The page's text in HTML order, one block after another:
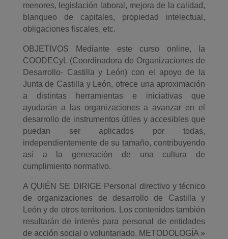
menores, legislación laboral, mejora de la calidad,
blanqueo de capitales, propiedad intelectual,
obligaciones fiscales, etc.
OBJETIVOS Mediante este curso online, la
COODECyL (Coordinadora de Organizaciones de
Desarrollo- Castilla y León) con el apoyo de la
Junta de Castilla y León, ofrece una aproximación
a distintas herramientas e iniciativas que
ayudarán a las organizaciones a avanzar en el
desarrollo de instrumentos útiles y accesibles que
puedan ser aplicados por todas,
independientemente de su tamaño, contribuyendo
así a la generación de una cultura de
cumplimiento normativo.
A QUIÉN SE DIRIGE Personal directivo y técnico
de organizaciones de desarrollo de Castilla y
León y de otros territorios. Los contenidos también
resultarán de interés para personal de entidades
de acción social o voluntariado. METODOLOGÍA »